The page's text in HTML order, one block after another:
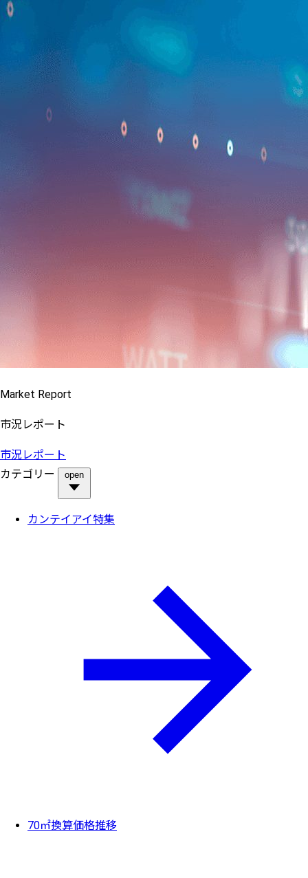
Market Report
市況レポート
市況レポート
カテゴリー
open
カンテイアイ特集
70㎡換算価格推移